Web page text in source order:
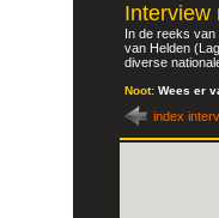
In de reeks van
van Helden
diverse
Noot: Wees er
index